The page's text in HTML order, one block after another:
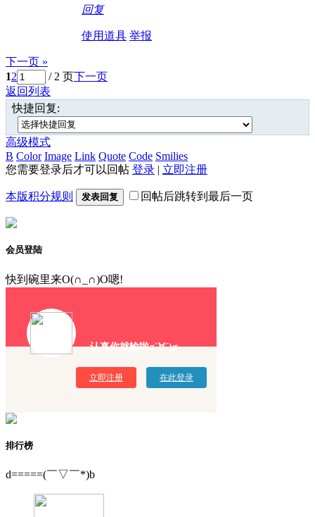
回复
使用道具 举报
下一页 »
12 / 2 页下一页
返回列表
快捷回复:
高级模式
B Color Image Link Quote Code Smilies
您需要登录后才可以回帖 登录 | 立即注册
本版积分规则 发表回复 回帖后跳转到最后一页
会员登陆
快到碗里来O(∩_∩)O嗯!
认真你就输啦σ`∀´)σ
立即注册 在此登录
排行榜
d=====(￣▽￣*)b